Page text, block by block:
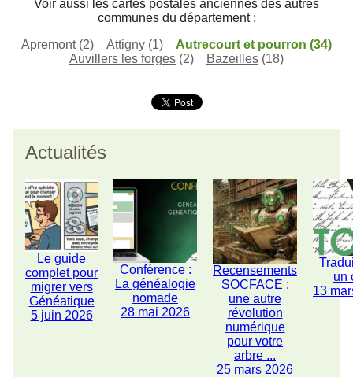
Voir aussi les cartes postales anciennes des autres
communes du département :
Apremont (2) Attigny (1) Autrecourt et pourron (34)
Auvillers les forges (2) Bazeilles (18)
Actualités
Le guide
complet pour
migrer vers
Généatique
5 juin 2026
Conférence :
La généalogie
nomade
28 mai 2026
Recensements
SOCFACE :
une autre
révolution
numérique
pour votre
arbre ...
25 mars 2026
un
13